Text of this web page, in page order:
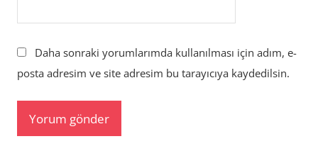
Daha sonraki yorumlarımda kullanılması için adım, e-
posta adresim ve site adresim bu tarayıcıya kaydedilsin.